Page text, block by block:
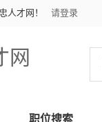
人才网！ 请登录
网
职位搜索